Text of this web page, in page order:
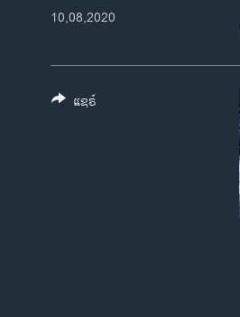
ການເລືອກຕັ້ງ ປະທານາທີບໍດີ ສະຫະລັດ
ຂ່າວ​ຈີນ
10,08,2020
ແຊຣ໌